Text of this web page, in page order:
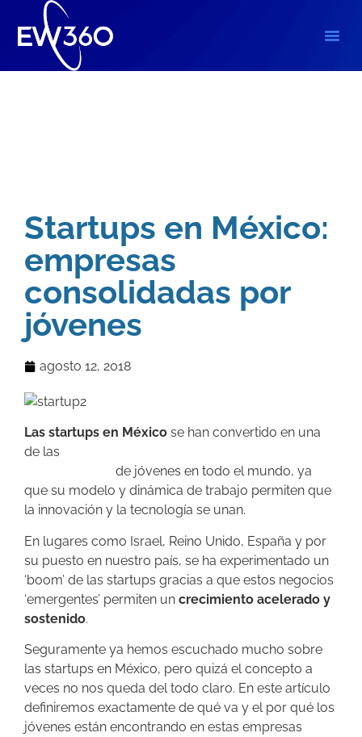
Startups en México:
empresas
consolidadas por
jóvenes
agosto 12, 2018
Las startups en México se han convertido en una
de las
de jóvenes en todo el mundo, ya
que su modelo y dinámica de trabajo permiten que
la innovación y la tecnología se unan.
En lugares como Israel, Reino Unido, España y por
su puesto en nuestro país, se ha experimentado un
‘boom’ de las startups gracias a que estos negocios
‘emergentes’ permiten un crecimiento acelerado y
sostenido.
Seguramente ya hemos escuchado mucho sobre
las startups en México, pero quizá el concepto a
veces no nos queda del todo claro. En este artículo
definiremos exactamente de qué va y el por qué los
jóvenes están encontrando en estas empresas